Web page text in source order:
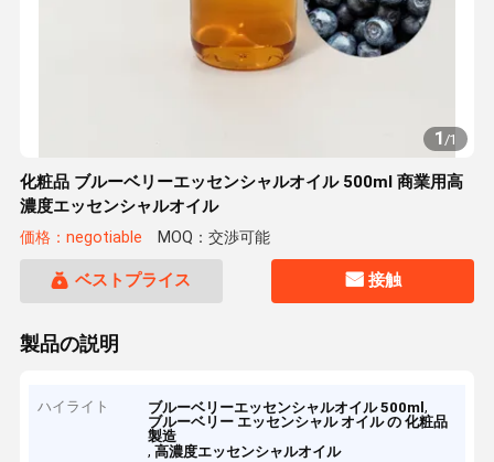
1/1
化粧品 ブルーベリーエッセンシャルオイル 500ml 商業用高
濃度エッセンシャルオイル
価格：negotiable MOQ：交渉可能
ベストプライス 接触
製品の説明
ハイライト ブルーベリーエッセンシャルオイル 500ml,
ブルーベリー エッセンシャル オイル の 化粧品
製造
,高濃度エッセンシャルオイル